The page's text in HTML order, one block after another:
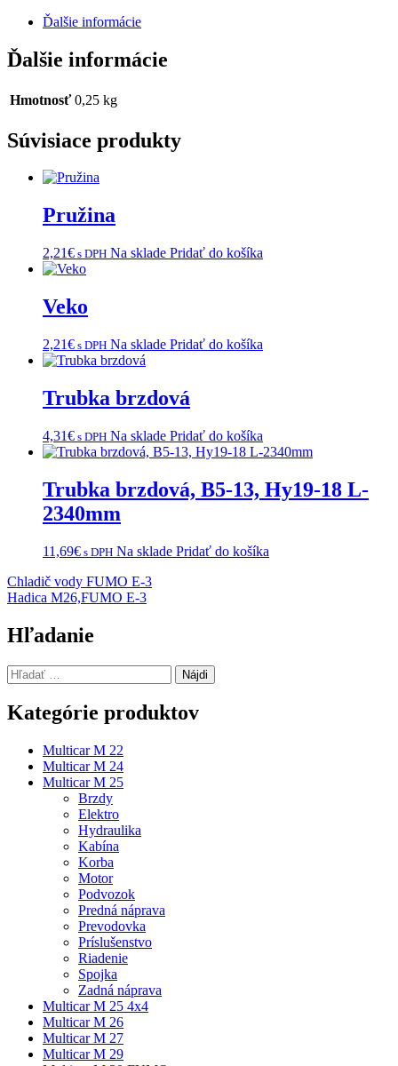
Ďalšie informácie
Ďalšie informácie
Hmotnosť 0,25 kg
Súvisiace produkty
Pružina
2,21€ s DPH Na sklade Pridať do košíka
Veko
2,21€ s DPH Na sklade Pridať do košíka
Trubka brzdová
4,31€ s DPH Na sklade Pridať do košíka
Trubka brzdová, B5-13, Hy19-18 L-
2340mm
11,69€ s DPH Na sklade Pridať do košíka
Navigácia
v
článku
Chladič vody FUMO E-3
Hadica M26,FUMO E-3
Hľadanie
Hľadať:
Kategórie produktov
Multicar M 22
Multicar M 24
Multicar M 25
Brzdy
Elektro
Hydraulika
Kabína
Korba
Motor
Podvozok
Predná náprava
Prevodovka
Príslušenstvo
Riadenie
Spojka
Zadná náprava
Multicar M 25 4x4
Multicar M 26
Multicar M 27
Multicar M 29